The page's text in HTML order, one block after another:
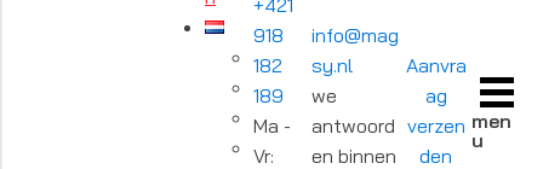
+421
918
182
189
Ma -
Vr:
info@mag
sy.nl
we
antwoord
en binnen
Aanvra
ag
verzen
den
men
u